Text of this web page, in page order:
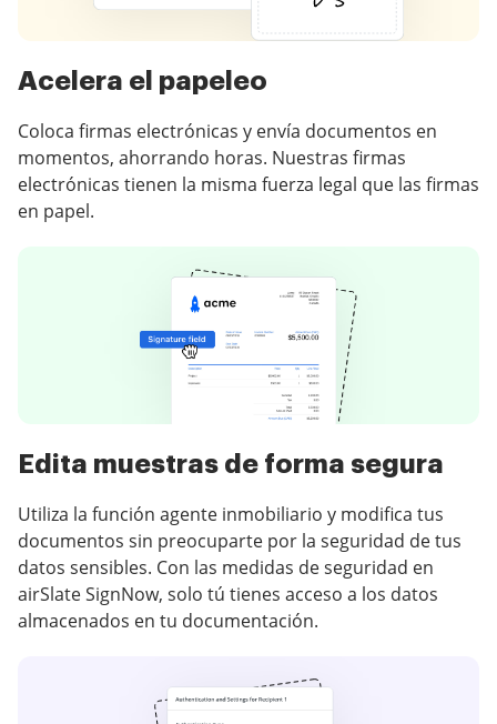
Acelera el papeleo
Coloca firmas electrónicas y envía documentos en
momentos, ahorrando horas. Nuestras firmas
electrónicas tienen la misma fuerza legal que las firmas
en papel.
Edita muestras de forma segura
Utiliza la función agente inmobiliario y modifica tus
documentos sin preocuparte por la seguridad de tus
datos sensibles. Con las medidas de seguridad en
airSlate SignNow, solo tú tienes acceso a los datos
almacenados en tu documentación.